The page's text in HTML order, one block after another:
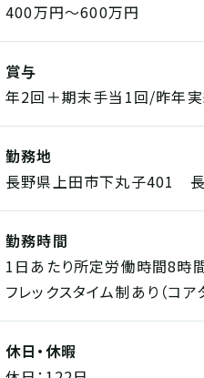
400万円～600万円
賞与
年2回＋期末手当1回/昨年
勤務地
長野県上田市下丸子401 長
勤務時間
1日あたり所定労働時間8時
フレックスタイム制あり（コア
休日・休暇